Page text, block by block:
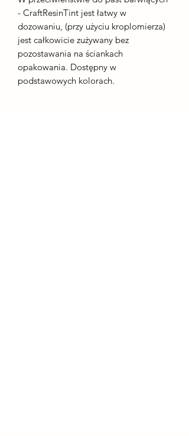
- CraftResinTint jest łatwy w
dozowaniu, (przy użyciu kroplomierza)
jest całkowicie zużywany bez
pozostawania na ściankach
opakowania. Dostępny w
podstawowych kolorach.